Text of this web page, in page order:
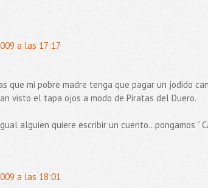
a las 17:17
que mi pobre madre tenga que pagar un jodido
visto el tapa ojos a modo de Piratas del Duero.
alguien quiere escribir un cuento...pongamos "
a las 18:01